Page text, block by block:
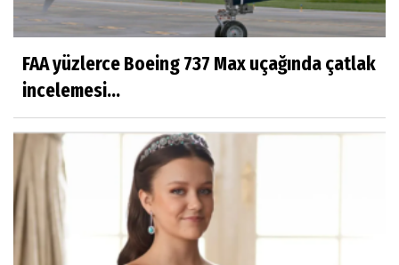
FAA yüzlerce Boeing 737 Max uçağında çatlak
incelemesi...